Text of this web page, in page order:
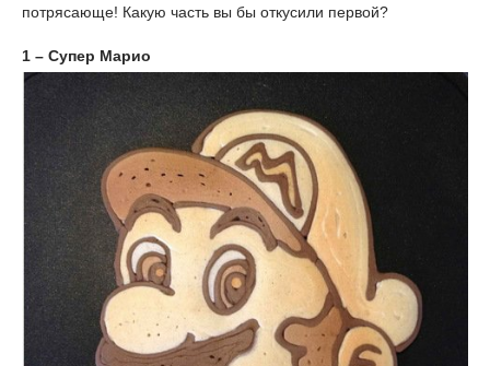
потрясающе! Какую часть вы бы откусили первой?
1 – Супер Марио